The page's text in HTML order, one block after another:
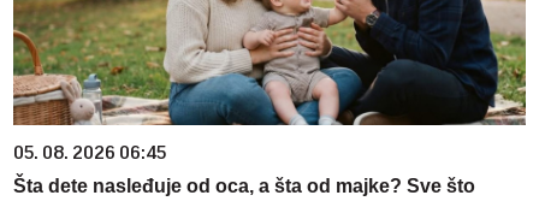
05. 08. 2026 06:45
Šta dete nasleđuje od oca, a šta od majke? Sve što